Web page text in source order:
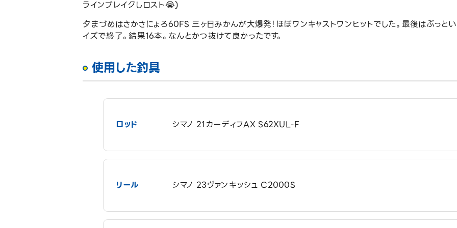
ラインブレイクしロスト😭)
夕まづめはさかさにょろ60FS 三ヶ日みかんが大爆発！ほぼワンキャストワンヒットでした。最後はぶっと
イズで終了。結果16本。なんとかつ抜けて良かったです。
使用した釣具
ロッド シマノ 21カーディフAX S62XUL-F
リール シマノ 23ヴァンキッシュ C2000S